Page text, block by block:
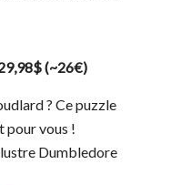
(~26€)
? Ce puzzle
pour vous !
Dumbledore